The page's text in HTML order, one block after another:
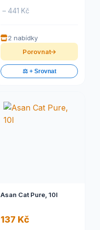
– 441 Kč
2 nabídky
Porovnat
⚖️ + Srovnat
Asan Cat Pure, 10l
137 Kč